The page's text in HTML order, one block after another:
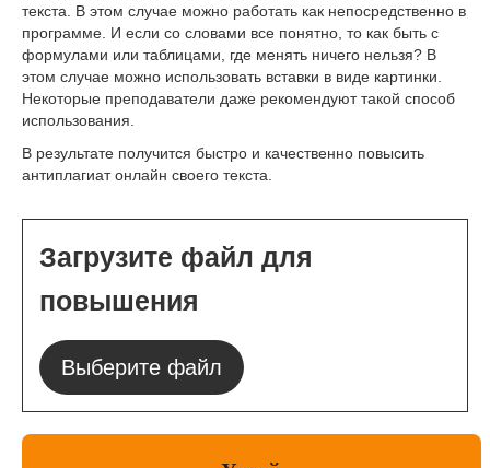
текста. В этом случае можно работать как непосредственно в
программе. И если со словами все понятно, то как быть с
формулами или таблицами, где менять ничего нельзя? В
этом случае можно использовать вставки в виде картинки.
Некоторые преподаватели даже рекомендуют такой способ
использования.
В результате получится быстро и качественно повысить
антиплагиат онлайн своего текста.
Загрузите файл для
повышения
Выберите файл